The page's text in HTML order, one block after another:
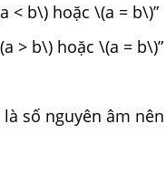
< b\) hoặc \(a = b\)”
> b\) hoặc \(a = b\)”
số nguyên âm